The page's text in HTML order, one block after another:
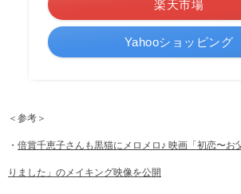
楽天市場
Yahooショッピング
＜参考＞
・ 倍賞千恵子さんも黒猫にメロメロ♪ 映画「初恋〜お
りました」のメイキング映像を公開